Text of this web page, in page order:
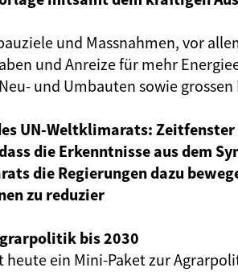
und Massnahmen, vor
und Anreize für mehr
und Umbauten sowie grossen
UN-Weltklimarats:
die Erkenntnisse aus dem
die Regierungen dazu
zu reduzier
bis 2030
heute ein Mini-Paket zur